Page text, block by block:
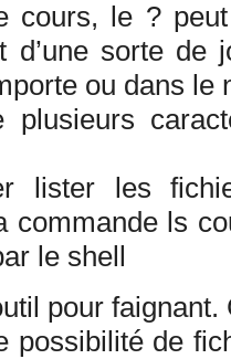
cours, le ?
d’une sorte de
ou dans le
plusieurs
lister les
commande ls
le shell
pour
possibilité de